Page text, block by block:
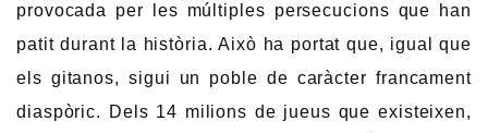
provocada per les múltiples persecucions que han
patit durant la història. Això ha portat que, igual que
els gitanos, sigui un poble de caràcter francament
diaspòric. Dels 14 milions de jueus que existeixen,